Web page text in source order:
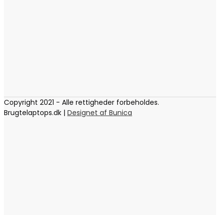
Copyright 2021 - Alle rettigheder forbeholdes.
Brugtelaptops.dk | Designet af Bunica